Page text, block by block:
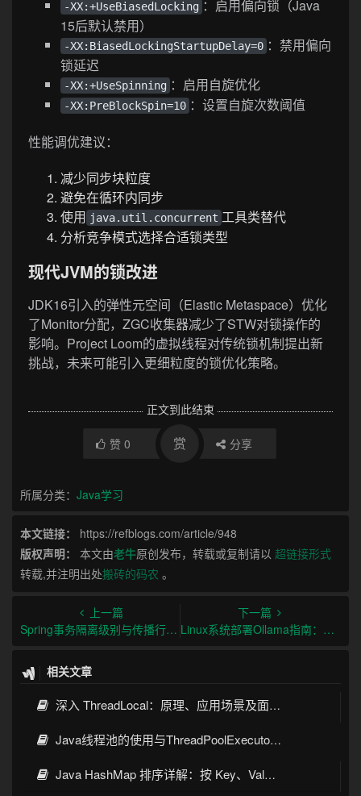
-XX:+UseBiasedLocking ：启用偏向锁（Java
15后默认禁用）
-XX:BiasedLockingStartupDelay=0 ：禁用偏向
锁延迟
-XX:+UseSpinning ：启用自旋优化
-XX:PreBlockSpin=10 ：设置自旋次数阈值
性能调优建议：
减少同步块粒度
避免在循环内同步
使用 java.util.concurrent 工具类替代
分析竞争模式选择合适锁类型
现代JVM的锁改进
JDK16引入的弹性元空间（Elastic Metaspace）优化
了Monitor分配，ZGC收集器减少了STW对锁操作的
影响。Project Loom的虚拟线程对传统锁机制提出新
挑战，未来可能引入更细粒度的锁优化策略。
正文到此结束
赞 0 赏 分享
所属分类： Java学习
本文链接：
https://refblogs.com/article/948
版权声明：
本文由老牛原创发布，转载或复制请以 超链接形式
转载,并注明出处搬砖的码农 。
上一篇
Spring事务隔离级别与传播行为及最佳实践
下一篇
Linux系统部署Ollama指南：从安装到生产环境实践
相关文章
深入 ThreadLocal：原理、应用场景及面试考点全指南
Java线程池的使用与ThreadPoolExecutor详解
Java HashMap 排序详解：按 Key、Value 排序的几种常见写法